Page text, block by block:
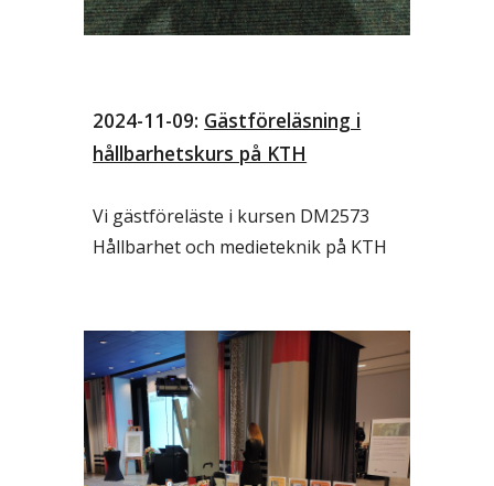
2024-11-09: Gästföreläsning i
hållbarhetskurs på KTH
Vi gästföreläste i kursen DM2573
Hållbarhet och medieteknik på KTH